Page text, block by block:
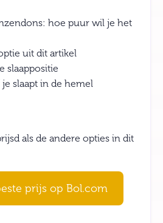
hoe puur wil je het
uit dit artikel
slaappositie
slaapt in de hemel
als de andere opties in dit
prijs op Bol.com